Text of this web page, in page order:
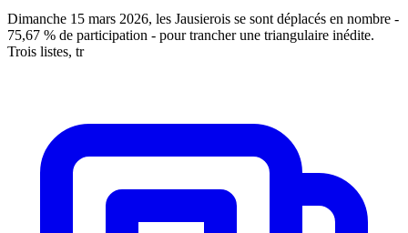
Dimanche 15 mars 2026, les Jausierois se sont déplacés en nombre -
75,67 % de participation - pour trancher une triangulaire inédite.
Trois listes, tr